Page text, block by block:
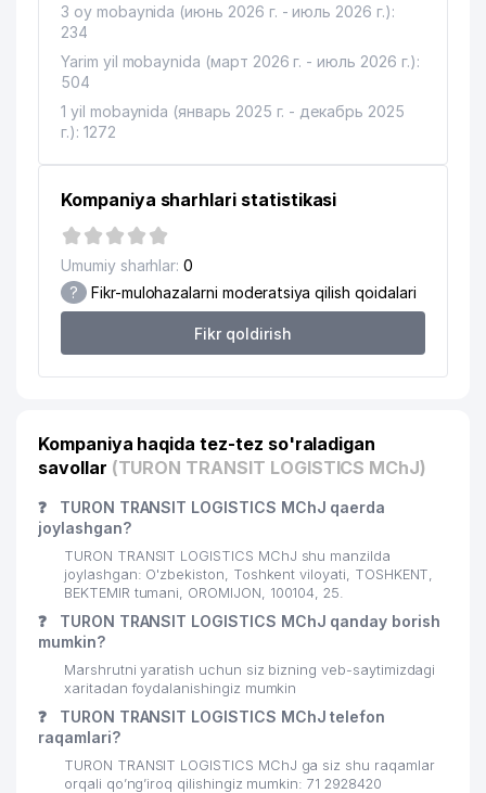
3 oy mobaynida (июнь 2026 г. - июль 2026 г.):
234
Yarim yil mobaynida (март 2026 г. - июль 2026 г.):
504
1 yil mobaynida (январь 2025 г. - декабрь 2025
г.): 1272
Kompaniya sharhlari statistikasi
Umumiy sharhlar: 0
? Fikr-mulohazalarni moderatsiya qilish qoidalari
Fikr qoldirish
Kompaniya haqida tez-tez so'raladigan
savollar (TURON TRANSIT LOGISTICS MChJ)
❓
TURON TRANSIT LOGISTICS MChJ qaerda
joylashgan?
TURON TRANSIT LOGISTICS MChJ shu manzilda
joylashgan: O'zbekiston, Toshkent viloyati, TOSHKENT,
BEKTEMIR tumani, OROMIJON, 100104, 25.
❓
TURON TRANSIT LOGISTICS MChJ qanday borish
mumkin?
Marshrutni yaratish uchun siz bizning veb-saytimizdagi
xaritadan foydalanishingiz mumkin
❓
TURON TRANSIT LOGISTICS MChJ telefon
raqamlari?
TURON TRANSIT LOGISTICS MChJ ga siz shu raqamlar
orqali qo’ng’iroq qilishingiz mumkin: 71 2928420